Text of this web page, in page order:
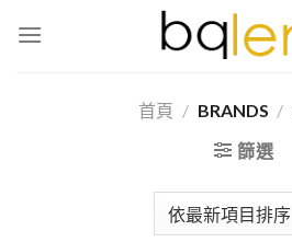
首頁 / BRANDS /
篩選